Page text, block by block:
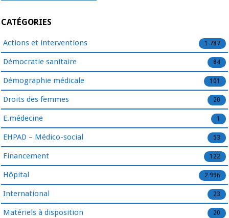
CATÉGORIES
Actions et interventions 1 787
Démocratie sanitaire 84
Démographie médicale 101
Droits des femmes 20
E.médecine 1
EHPAD – Médico-social 53
Financement 122
Hôpital 2 996
International 23
Matériels à disposition 20